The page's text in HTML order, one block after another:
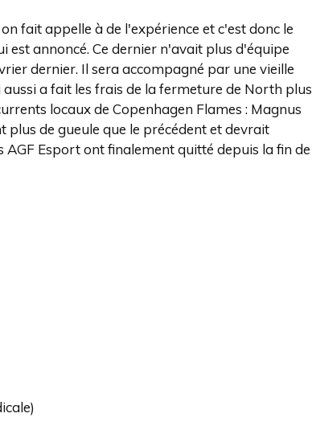
fait appelle à de l'expérience et c'est donc le
annoncé. Ce dernier n'avait plus d'équipe
dernier. Il sera accompagné par une vieille
a fait les frais de la fermeture de North plus
locaux de Copenhagen Flames : Magnus
de gueule que le précédent et devrait
Esport ont finalement quitté depuis la fin de